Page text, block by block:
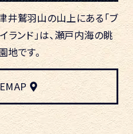
井鷲羽山の山上にある「ブ
ランド」は、瀬戸内海の眺
です。